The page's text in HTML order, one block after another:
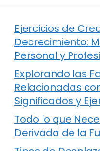
Ejercicios de
Decrecimiento:
Personal y
Explorando las
Relacionadas
Significados y
Todo lo que
Derivada de la